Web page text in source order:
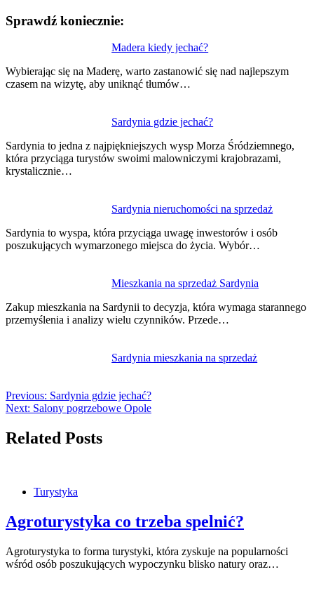
Sprawdź koniecznie:
Madera kiedy jechać?
Wybierając się na Maderę, warto zastanowić się nad najlepszym
czasem na wizytę, aby uniknąć tłumów…
Sardynia gdzie jechać?
Sardynia to jedna z najpiękniejszych wysp Morza Śródziemnego,
która przyciąga turystów swoimi malowniczymi krajobrazami,
krystalicznie…
Sardynia nieruchomości na sprzedaż
Sardynia to wyspa, która przyciąga uwagę inwestorów i osób
poszukujących wymarzonego miejsca do życia. Wybór…
Mieszkania na sprzedaż Sardynia
Zakup mieszkania na Sardynii to decyzja, która wymaga starannego
przemyślenia i analizy wielu czynników. Przede…
Sardynia mieszkania na sprzedaż
wpisu
Previous: Sardynia gdzie jechać?
Next: Salony pogrzebowe Opole
Related Posts
Turystyka
Agroturystyka co trzeba spelnić?
Agroturystyka to forma turystyki, która zyskuje na popularności
wśród osób poszukujących wypoczynku blisko natury oraz…